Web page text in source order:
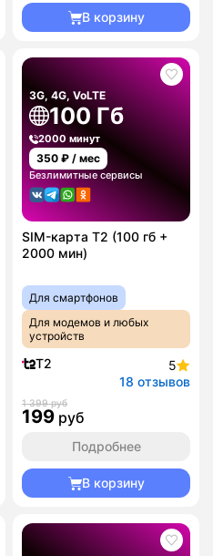
В корзину
3G, 4G, VoLTE
100 Гб
2000 минут
350 ₽ / мес
Безлимитные сервисы
SIM-карта T2 (100 гб +
2000 мин)
Для смартфонов
Для модемов и любых
устройств
T2
5
18 отзывов
1 399 руб
199 руб
Подробнее
В корзину